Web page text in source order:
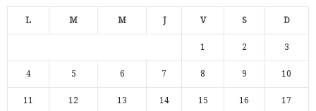
L M M J V S D
1 2 3
4 5 6 7 8 9 10
11 12 13 14 15 16 17